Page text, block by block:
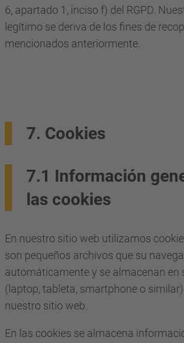
6, apartado 1, inciso f) del RGPD.
legítimo se deriva de los fines de
mencionados anteriormente.
7. Cookies
7.1 Información
las cookies
En nuestro sitio web utilizamos
son pequeños archivos que su
automáticamente y se almacenan en
(laptop, tableta, smartphone o
nuestro sitio web.
En las cookies se almacena